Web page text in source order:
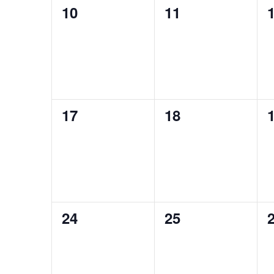
0
10
0
11
0
0
17
0
18
0
0
24
0
25
0